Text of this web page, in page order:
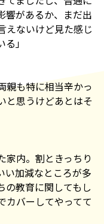
響があるか、まだ出
えないけど見た感じ
」
親も特に相当辛かっ
と思うけどあとはそ
家内。割ときっちり
い加減なところが多
の教育に関してもし
カバーしてやってて